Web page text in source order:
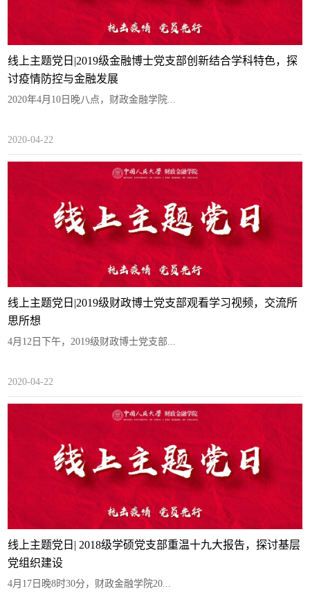
线上主题党日|2019级金融博士党支部创新结合学科特色，探
讨疫情防控与金融发展
2020年4月10日晚八点，财政金融学院...
2020-04-22
线上主题党日|2019级财政博士党支部观看学习视频，交流所
思所想
4月12日下午，2019级财政博士党支部...
2020-04-22
线上主题党日| 2018级学硕党支部重温十九大报告，探讨基层
党组织建设
4月17日晚8时30分，财政金融学院20...